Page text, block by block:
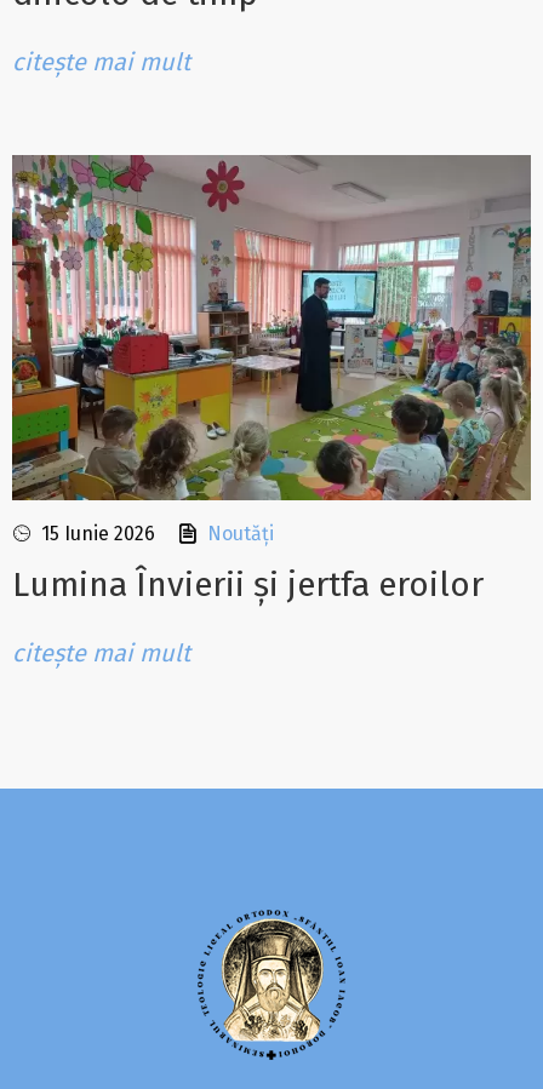
citește mai mult
15 Iunie 2026 Noutăți
Lumina Învierii și jertfa eroilor
citește mai mult